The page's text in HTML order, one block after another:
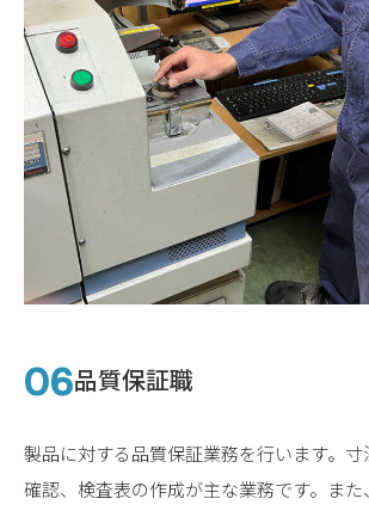
品質保証職
製品に対する品質保証業務を行います。
確認、検査表の作成が主な業務です。ま